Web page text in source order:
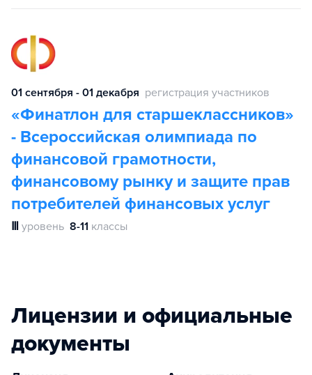
01 сентября - 01 декабря регистрация участников
«Финатлон ‎для старшеклассников»
- Всероссийская олимпиада ‎по
финансовой грамотности,
финансовому рынку ‎и защите прав
потребителей финансовых услуг
Ⅲ уровень 8-11 классы
Лицензии и официальные
документы